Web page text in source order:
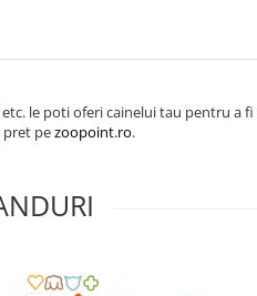
le poti oferi cainelui tau pentru a fi
pret pezoopoint.ro.